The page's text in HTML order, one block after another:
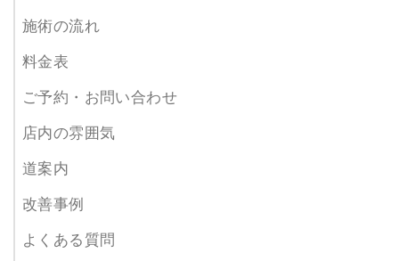
施術の流れ
料金表
ご予約・お問い合わせ
店内の雰囲気
道案内
改善事例
よくある質問